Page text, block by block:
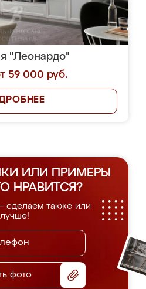
"Леонардо"
59 000 руб.
ИЛИ ПРИМЕРЫ
НРАВИТСЯ?
сделаем также или
лучше!
фото